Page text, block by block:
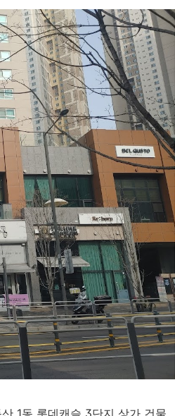
1동 롯데캐슬 3단지 상가 건물